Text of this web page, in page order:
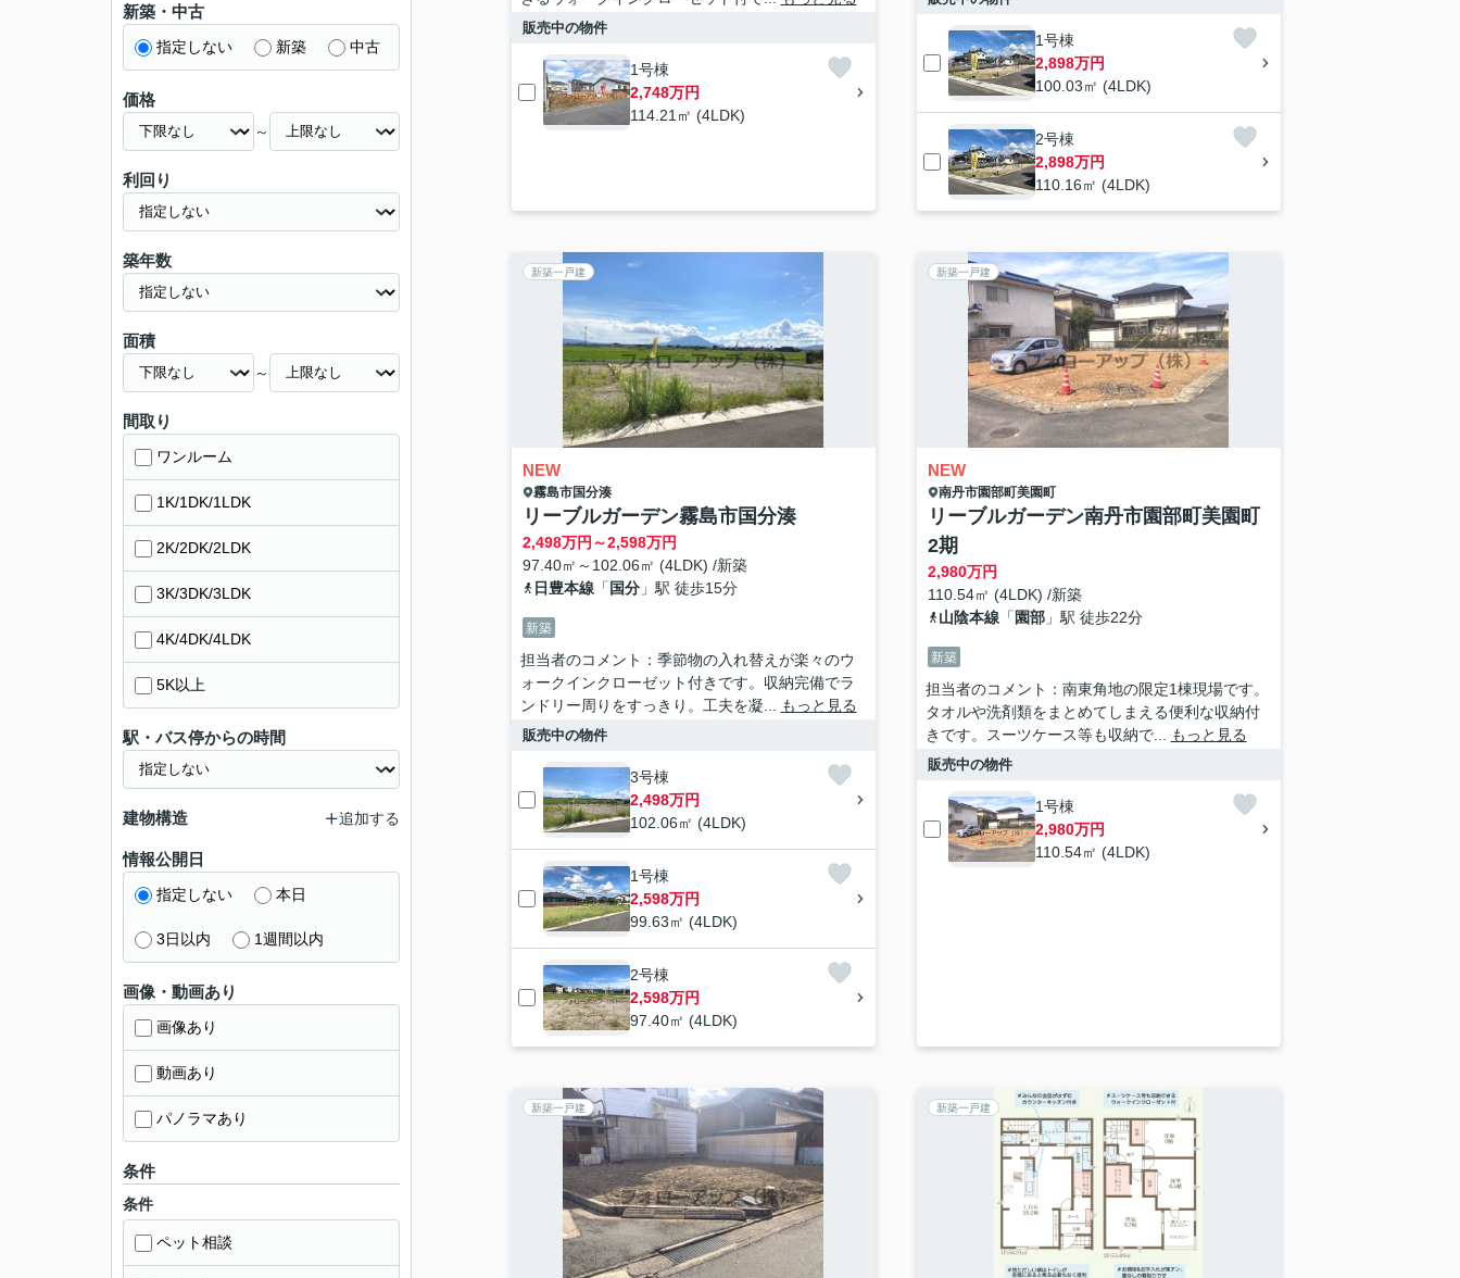
販売中の物件
1号棟
2,748万円
114.21㎡ (4LDK)
1号棟
2,898万円
100.03㎡ (4LDK)
2号棟
2,898万円
110.16㎡ (4LDK)
新築一戸建
NEW
霧島市国分湊
リーブルガーデン霧島市国分湊
2,498万円～2,598万円
97.40㎡～102.06㎡ (4LDK) /新築
日豊本線「 国分」駅 徒歩15分
新築
担当者のコメント：季節物の入れ替えが楽々のウ
ォークインクローゼット付きです。収納完備でラ
ンドリー周りをすっきり。工夫を凝...
もっと見る
販売中の物件
3号棟
2,498万円
102.06㎡ (4LDK)
1号棟
2,598万円
99.63㎡ (4LDK)
2号棟
2,598万円
97.40㎡ (4LDK)
新築一戸建
NEW
南丹市園部町美園町
リーブルガーデン南丹市園部町美園町
2期
2,980万円
110.54㎡ (4LDK) /新築
山陰本線「 園部」駅 徒歩22分
新築
担当者のコメント：南東角地の限定1棟現場です。
タオルや洗剤類をまとめてしまえる便利な収納付
きです。スーツケース等も収納で...
もっと見る
販売中の物件
1号棟
2,980万円
110.54㎡ (4LDK)
新築一戸建 新築一戸建
新築・中古
指定しない 新築 中古
価格
～
利回り
築年数
面積
～
間取り
ワンルーム
1K/1DK/1LDK
2K/2DK/2LDK
3K/3DK/3LDK
4K/4DK/4LDK
5K以上
駅・バス停からの時間
建物構造 追加する
情報公開日
指定しない 本日
3日以内 1週間以内
画像・動画あり
画像あり
動画あり
パノラマあり
条件
条件
ペット相談